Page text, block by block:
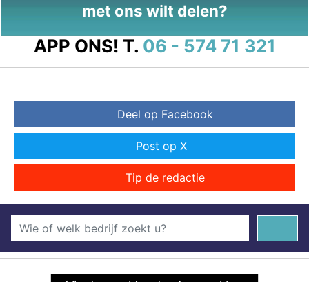
met ons wilt delen?
APP ONS! T. 06 - 574 71 321
Deel op Facebook
Post op X
Tip de redactie